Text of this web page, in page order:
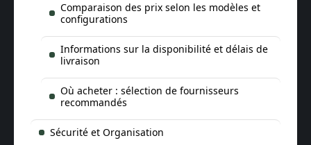
Comparaison des prix selon les modèles et
configurations
Informations sur la disponibilité et délais de
livraison
Où acheter : sélection de fournisseurs
recommandés
Sécurité et Organisation